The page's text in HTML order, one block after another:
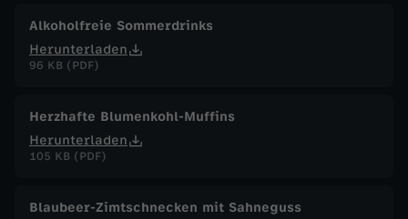
Alkoholfreie Sommerdrinks
Herunterladen
96 KB (PDF)
Herzhafte Blumenkohl-Muffins
Herunterladen
105 KB (PDF)
Blaubeer-Zimtschnecken mit Sahneguss